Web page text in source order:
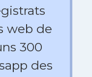
web de
300
des